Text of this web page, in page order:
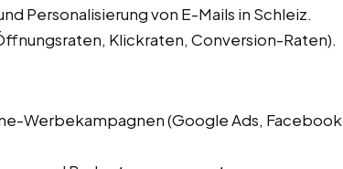
Personalisierung von E-Mails in Schleiz.
Klickraten, Conversion-Raten).
Werbekampagnen (Google Ads, Facebook